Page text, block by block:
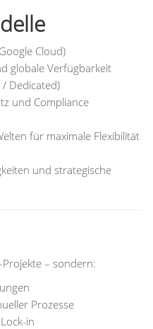
Cloud)
globale Verfügbarkeit
/ Dedicated)
und Compliance
für maximale Flexibilität
und strategische
– sondern:
Prozesse
in